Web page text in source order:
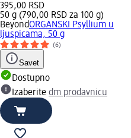
395,00 RSD
50 g (790,00 RSD za 100 g)
BeyondORGANSKI Psyllium u
ljuspicama, 50 g
(6)
Savet
Dostupno
Izaberite dm prodavnicu